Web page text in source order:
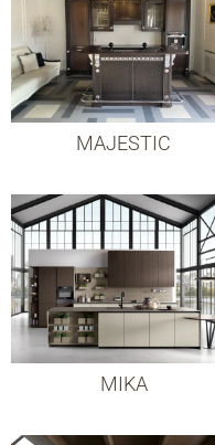
MAJESTIC
MIKA